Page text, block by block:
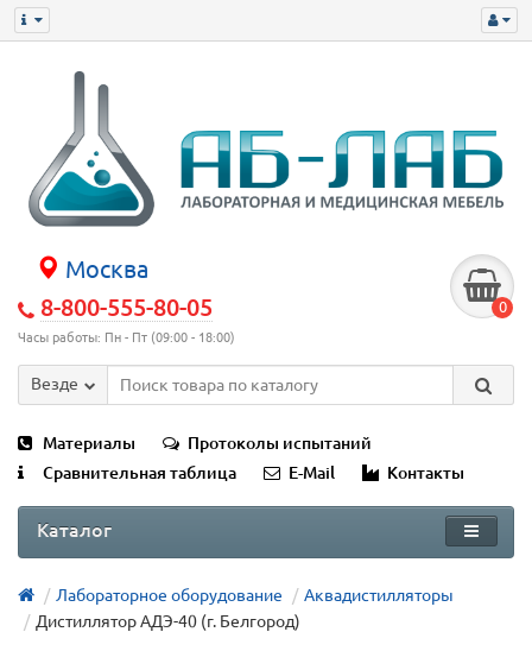
Москва
8-800-555-80-05
Часы работы: Пн - Пт (09:00 - 18:00)
0
Везде
Материалы
Протоколы испытаний
Сравнительная таблица
E-Mail Контакты
Каталог
Лабораторное оборудование
Аквадистилляторы
Дистиллятор АДЭ-40 (г. Белгород)